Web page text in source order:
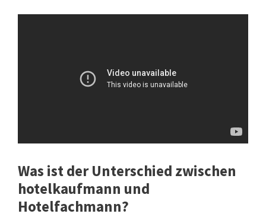
Was ist der Unterschied zwischen
hotelkaufmann und
Hotelfachmann?